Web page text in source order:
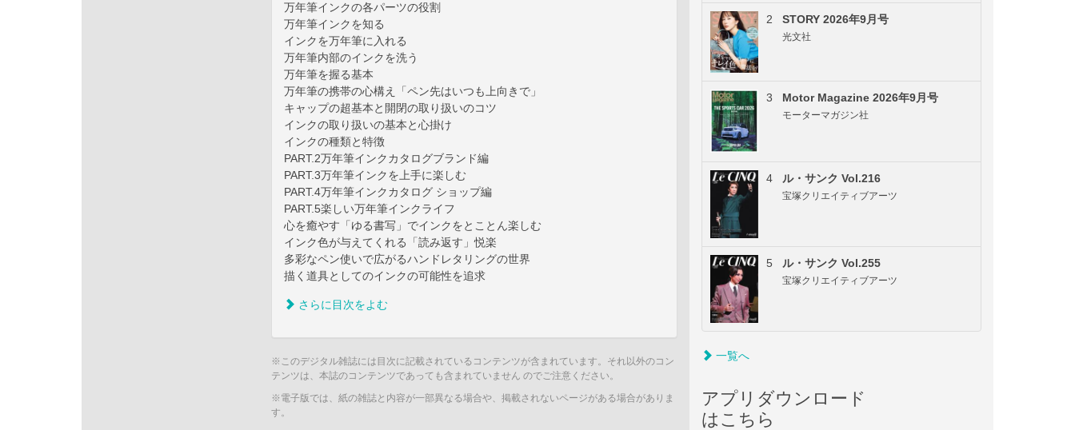
万年筆インクの各パーツの役割
万年筆インクを知る
インクを万年筆に入れる
万年筆内部のインクを洗う
万年筆を握る基本
万年筆の携帯の心構え「ペン先はいつも上向きで」
キャップの超基本と開閉の取り扱いのコツ
インクの取り扱いの基本と心掛け
インクの種類と特徴
PART.2万年筆インクカタログブランド編
PART.3万年筆インクを上手に楽しむ
PART.4万年筆インクカタログ ショップ編
PART.5楽しい万年筆インクライフ
心を癒やす「ゆる書写」でインクをとことん楽しむ
インク色が与えてくれる「読み返す」悦楽
多彩なペン使いで広がるハンドレタリングの世界
描く道具としてのインクの可能性を追求
さらに目次をよむ
※このデジタル雑誌には目次に記載されているコンテンツが含まれています。それ以外のコン
テンツは、本誌のコンテンツであっても含まれていません のでご注意ください。
※電子版では、紙の雑誌と内容が一部異なる場合や、掲載されないページがある場合がありま
す。
2 STORY 2026年9月号
光文社
3 Motor Magazine 2026年9月号
モーターマガジン社
4 ル・サンク Vol.216
宝塚クリエイティブアーツ
5 ル・サンク Vol.255
宝塚クリエイティブアーツ
一覧へ
アプリダウンロード
はこちら